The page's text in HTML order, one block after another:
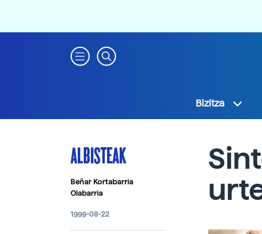
Bizitza
ALBISTEAK
Beñar Kortabarria
Olabarria
1999-08-22